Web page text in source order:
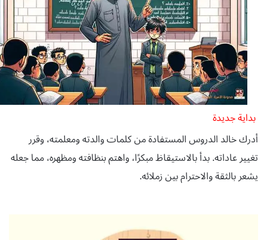
بداية جديدة
أدرك خالد الدروس المستفادة من كلمات والدته ومعلمته، وقرر
تغيير عاداته. بدأ بالاستيقاظ مبكرًا، واهتم بنظافته ومظهره، مما جعله
يشعر بالثقة والاحترام بين زملائه.